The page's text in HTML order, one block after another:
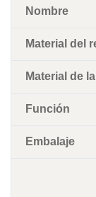
Nombre
Material del
Material de
Función
Embalaje